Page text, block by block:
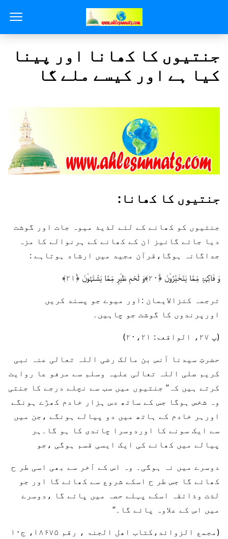
جنتیوں کا کھانا اور پینا
کیا ہے اور کیسے ملے گا
جنتیوں کا کھانا:
جنتیوں کو کھانے کے لئے لذیذ میوہ جات اور گوشت
دیا جائے گانیز ان کے کھانے کے ہرنوالے کا مزہ
جداگانہ ہوگا،قرآن مجید میں ارشاد ہوتاہے :
وَ فَاکِہَۃٍ مِّمَّا یَتَخَیَّرُوۡنَ ﴿ۙ۲۰﴾وَ لَحْمِ طَیۡرٍ مِّمَّا یَشْتَہُوۡنَ ﴿ؕ۲۱﴾
ترجمہ کنزالایمان :اور میوے جو پسند کریں
اورپرندوں کا گوشت جو چاہیں۔
(پ ۲۷، الواقعۃ: ۲۰،۲۱)
حضرتِ سیدنا اَنس بن مالک رضی اللہ تعالی عنہ نبی
کریم صلی اللہ تعالی علیہ وسلم سے مرفو عا روایت
کرتے ہیں کہ” جنتیوں میں سب سے نچلے درجے کا جنتی
وہ شخص ہوگا جس کے ساتھ دس ہزار خادم کھڑے ہونگے
اورہر خادم کے ہاتھ میں دو پیالے ہونگے ،جن میں
سے ایک سونے کا اوردوسرا چاندی کا ہو گا۔ہر
پیالے میں کھانے کی ایک ایسی قسم ہوگی ،جو
دوسرے میں نہ ہوگی۔ وہ اس کے آخر سے بھی اسی طر ح
کھائے گا جس طر ح اسکے شروع سے کھائے گا اور جو
لذت وذائقہ اسکے پہلے حصہ میں پائے گا ،دوسرے
میں اس کے علاوہ پائے گا۔”
(مجمع الزوائد،کتاب اھل الجنۃ ، رقم ۱۸۶۷۵، ج۱۰